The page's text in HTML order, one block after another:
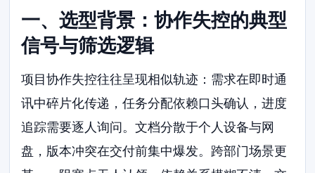
一、选型背景：协作失控的典型
信号与筛选逻辑
项目协作失控往往呈现相似轨迹：需求在即时通
讯中碎片化传递，任务分配依赖口头确认，进度
追踪需要逐人询问。文档分散于个人设备与网
盘，版本冲突在交付前集中爆发。跨部门场景更